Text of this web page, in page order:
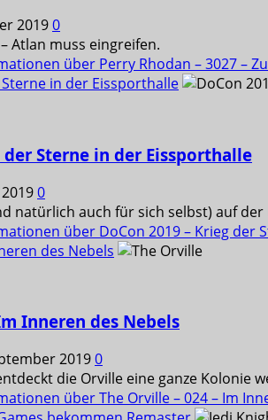
20190
Atlan muss eingreifen.
über Perry Rhodan – 3027 –
in der Eissporthalle
der Sterne in der Eissporthalle
0
natürlich auch für sich selbst) auf der
über DoCon 2019 – Krieg der
des Nebels
Inneren des Nebels
20190
die Orville eine ganze Kolonie
über The Orville – 024 – Im